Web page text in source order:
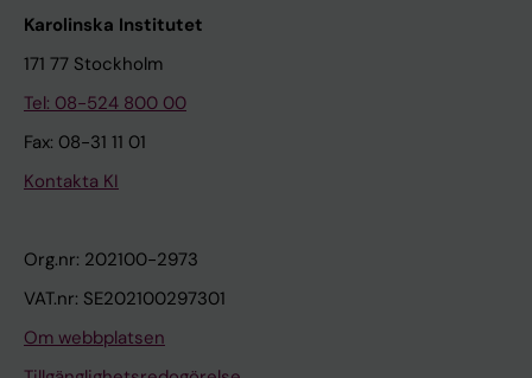
Karolinska Institutet
171 77 Stockholm
Tel: 08-524 800 00
Fax: 08-31 11 01
Kontakta KI
Org.nr: 202100-2973
VAT.nr: SE202100297301
Om webbplatsen